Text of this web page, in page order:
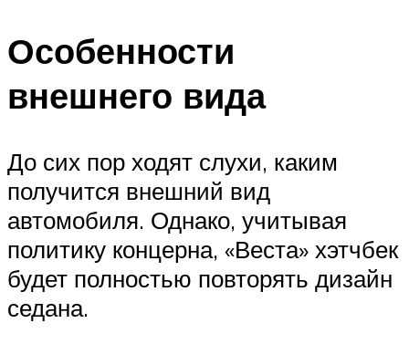
Особенности
внешнего вида
До сих пор ходят слухи, каким
получится внешний вид
автомобиля. Однако, учитывая
политику концерна, «Веста» хэтчбек
будет полностью повторять дизайн
седана.